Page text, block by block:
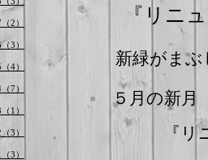
『 リニ
新緑がま
５月の新月
『リニュ
2）
3）
4）
7）
1）
3）
3）